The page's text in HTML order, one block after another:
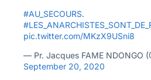
#AU_SECOURS.
pic.twitter.com/MKzX9USni8
— Pr. Jacques FAME NDONGO
September 20, 2020